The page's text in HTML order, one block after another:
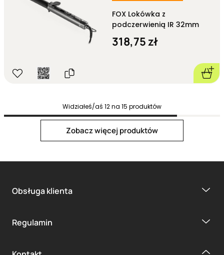
FOX Lokówka z
podczerwienią IR 32mm
318,75 zł
Widziałeś/aś 12na 15 produktów
Zobacz więcej produktów
Next page
Obsługa klienta
Regulamin